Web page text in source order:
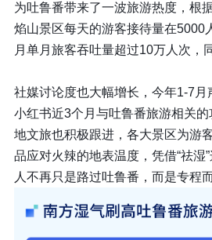
为吐鲁番带来了一波旅游热度，根
焰山景区每天的游客接待量在5000
月单月旅客吞吐量超过10万人次，
社媒讨论度也大幅增长， 今年1-7月
小红书近3个月与吐鲁番旅游相关
地文旅也积极跟进，各大景区为游
品应对火辣的地表温度，凭借“祛湿
人不再只是路过吐鲁番，而是专程而